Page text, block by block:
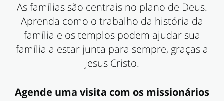
As famílias são centrais no plano de Deus.
Aprenda como o trabalho da história da
família e os templos podem ajudar sua
família a estar junta para sempre, graças a
Jesus Cristo.
Agende uma visita com os missionários